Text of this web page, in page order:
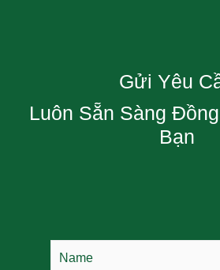
Gửi Yêu
Luôn Sẵn Sàng
Bạn